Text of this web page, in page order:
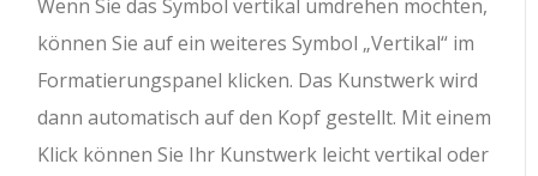
Wenn Sie das Symbol vertikal umdrehen möchten,
können Sie auf ein weiteres Symbol „Vertikal“ im
Formatierungspanel klicken. Das Kunstwerk wird
dann automatisch auf den Kopf gestellt. Mit einem
Klick können Sie Ihr Kunstwerk leicht vertikal oder